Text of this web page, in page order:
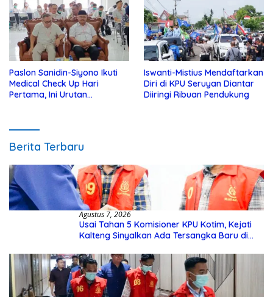
Paslon Sanidin-Siyono Ikuti
Medical Check Up Hari
Pertama, Ini Urutan
Iswanti-Mistius Mendaftarkan
Diri di KPU Seruyan Diantar
Diiringi Ribuan Pendukung
Berita Terbaru
Agustus 7, 2026
Usai Tahan 5 Komisioner KPU Kotim, Kejati
Kalteng Sinyalkan Ada Tersangka Baru di